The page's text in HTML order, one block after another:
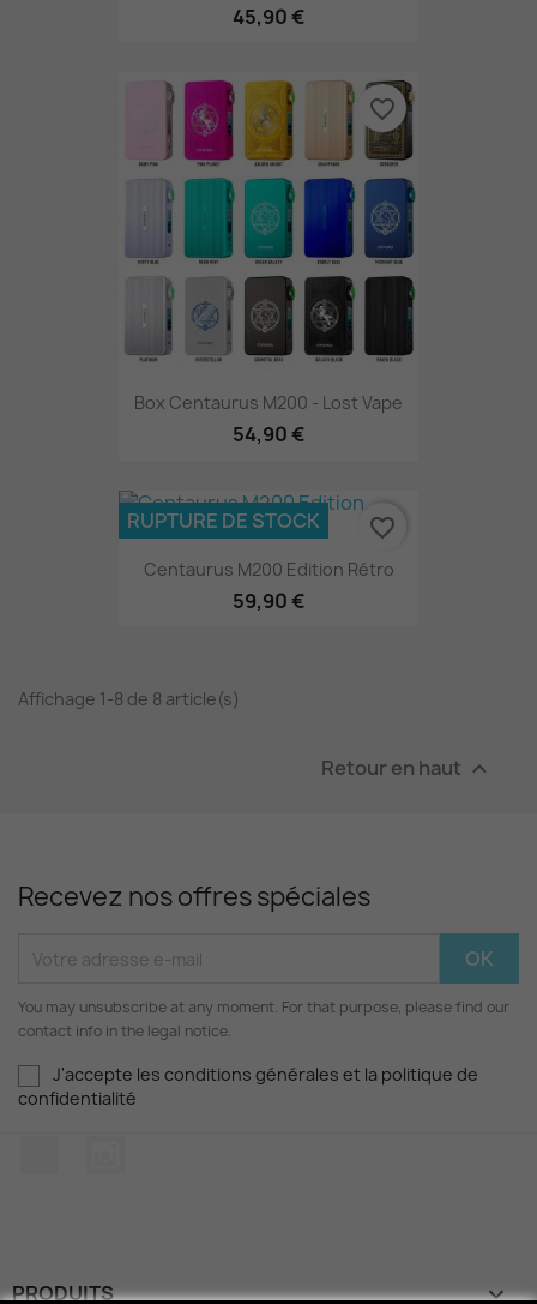
45,90 €
Box Centaurus M200 - Lost Vape
54,90 €
favorite_border
Centaurus M200 Edition Rétro
59,90 €
RUPTURE DE STOCK favorite_border
Affichage 1-8 de 8 article(s)
Retour en haut 
Recevez nos offres spéciales
You may unsubscribe at any moment. For that purpose, please find our
contact info in the legal notice.
J'accepte les conditions générales et la politique de
confidentialité
PRODUITS 